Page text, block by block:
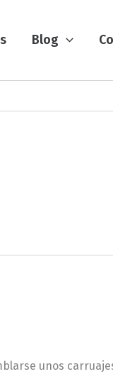
Blog
unos